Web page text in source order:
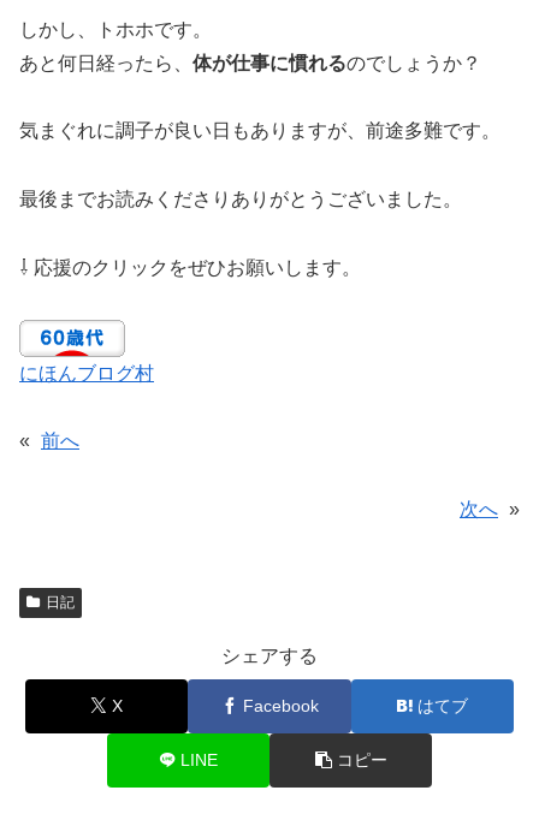
しかし、トホホです。
あと何日経ったら、 体が仕事に慣れるのでしょうか？
気まぐれに調子が良い日もありますが、前途多難です。
最後までお読みくださりありがとうございました。
⇩ 応援のクリックをぜひお願いします。
にほんブログ村
« 前へ
次へ »
日記
シェアする
X Facebook はてブ
LINE コピー